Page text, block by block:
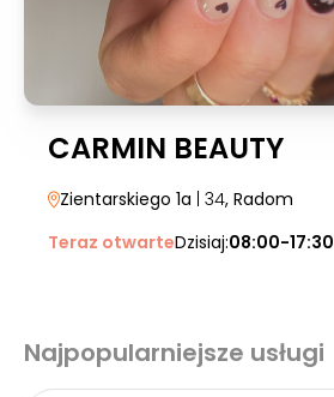
CARMIN BEAUTY
Zientarskiego 1a | 34, Radom
Teraz otwarteDzisiaj:08:00-17:30
Najpopularniejsze usługi